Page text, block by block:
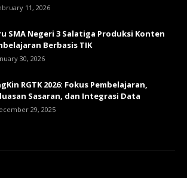
11, 2026
SMA Negeri 3 Salatiga Produksi Konten
Berbasis TIK
30, 2026
RGTK 2026: Fokus Pembelajaran,
Sasaran, dan Integrasi Data
29, 2025